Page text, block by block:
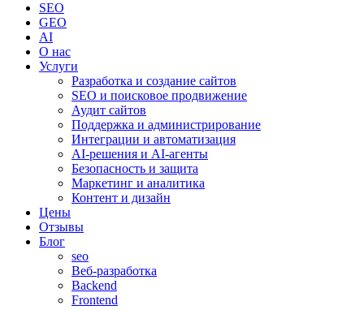
SEO
GEO
AI
О нас
Услуги
Разработка и создание сайтов
SEO и поисковое продвижение
Аудит сайтов
Поддержка и администрирование
Интеграции и автоматизация
AI-решения и AI-агенты
Безопасность и защита
Маркетинг и аналитика
Контент и дизайн
Цены
Отзывы
Блог
seo
Веб-разработка
Backend
Frontend